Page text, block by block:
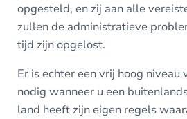
opgesteld, en zij aan alle
zullen de administratieve
tijd zijn opgelost.
Er is echter een vrij hoog niveau
nodig wanneer u een
land heeft zijn eigen regels